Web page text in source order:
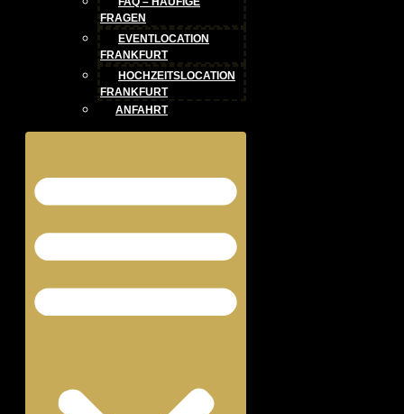
FRAGEN
EVENTLOCATION
FRANKFURT
HOCHZEITSLOCATION
FRANKFURT
ANFAHRT